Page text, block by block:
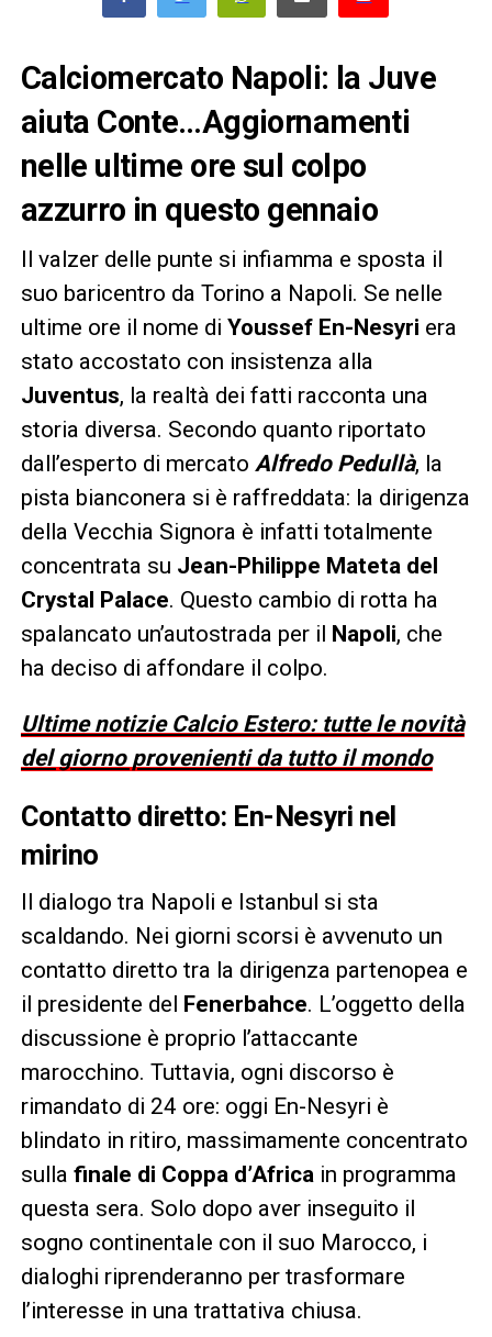
Calciomercato Napoli: la Juve
aiuta Conte…Aggiornamenti
nelle ultime ore sul colpo
azzurro in questo gennaio
Il valzer delle punte si infiamma e sposta il
suo baricentro da Torino a Napoli. Se nelle
ultime ore il nome di Youssef En-Nesyri era
stato accostato con insistenza alla
Juventus, la realtà dei fatti racconta una
storia diversa. Secondo quanto riportato
dall’esperto di mercato Alfredo Pedullà, la
pista bianconera si è raffreddata: la dirigenza
della Vecchia Signora è infatti totalmente
concentrata su Jean-Philippe Mateta del
Crystal Palace. Questo cambio di rotta ha
spalancato un’autostrada per il Napoli, che
ha deciso di affondare il colpo.
Ultime notizie Calcio Estero: tutte le novità
del giorno provenienti da tutto il mondo
Contatto diretto: En-Nesyri nel
mirino
Il dialogo tra Napoli e Istanbul si sta
scaldando. Nei giorni scorsi è avvenuto un
contatto diretto tra la dirigenza partenopea e
il presidente del Fenerbahce. L’oggetto della
discussione è proprio l’attaccante
marocchino. Tuttavia, ogni discorso è
rimandato di 24 ore: oggi En-Nesyri è
blindato in ritiro, massimamente concentrato
sulla finale di Coppa d’Africa in programma
questa sera. Solo dopo aver inseguito il
sogno continentale con il suo Marocco, i
dialoghi riprenderanno per trasformare
l’interesse in una trattativa chiusa.